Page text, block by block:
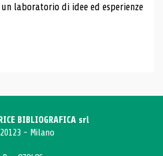
laboratorio di idee ed esperienze
BIBLIOGRAFICA srl
- Milano